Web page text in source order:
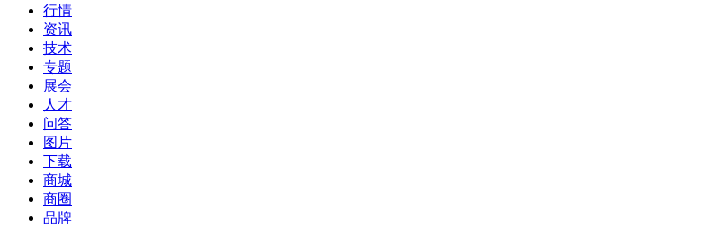
行情
资讯
技术
专题
展会
人才
问答
图片
下载
商城
商圈
品牌